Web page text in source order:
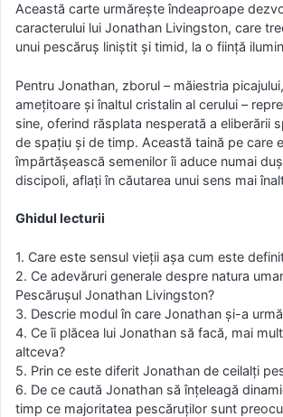
Această carte urmăreşte îndeaproape
caracterului lui Jonathan Livingston, care
unui pescăruș liniștit și timid, la o ființă
Pentru Jonathan, zborul – măiestria
ameţitoare şi înaltul cristalin al cerului –
sine, oferind răsplata nesperată a eliberării
de spaţiu şi de timp. Această taină pe care
împărtăşească semenilor îi aduce numai
discipoli, aflaţi în căutarea unui sens mai
Ghidul lecturii
1. Care este sensul vieții așa cum este
2. Ce adevăruri generale despre natura
Pescărușul Jonathan Livingston?
3. Descrie modul în care Jonathan şi-a
4. Ce îi plăcea lui Jonathan să facă, mai
altceva?
5. Prin ce este diferit Jonathan de ceilalţi
6. De ce caută Jonathan să înțeleagă
timp ce majoritatea pescăruţilor sunt